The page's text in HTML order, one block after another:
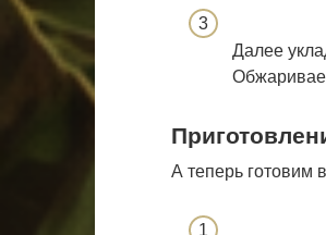
Далее
А теперь готовим